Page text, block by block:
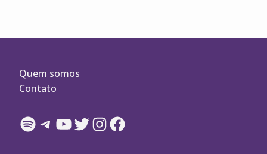
Quem somos
Contato
Spotify
Telegram
YouTube
Twitter
Instagram
Facebook